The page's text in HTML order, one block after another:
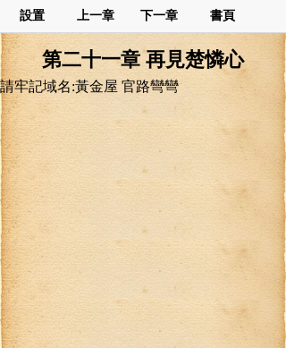
設置 上一章 下一章 書頁
第二十一章 再見楚憐心
請牢記域名:黃金屋 官路彎彎